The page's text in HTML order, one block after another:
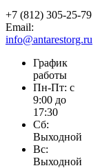
+7 (812) 305-25-79
Email:
info@antarestorg.ru
График
работы
Пн-Пт: с
9:00 до
17:30
Сб:
Выходной
Вс:
Выходной